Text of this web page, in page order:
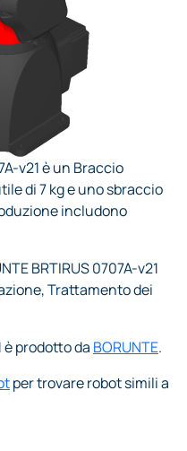
v21 è un Braccio
di 7 kg e uno sbraccio
includono
BRTIRUS 0707A-v21
Trattamento dei
è prodotto da BORUNTE.
per trovare robot simili a